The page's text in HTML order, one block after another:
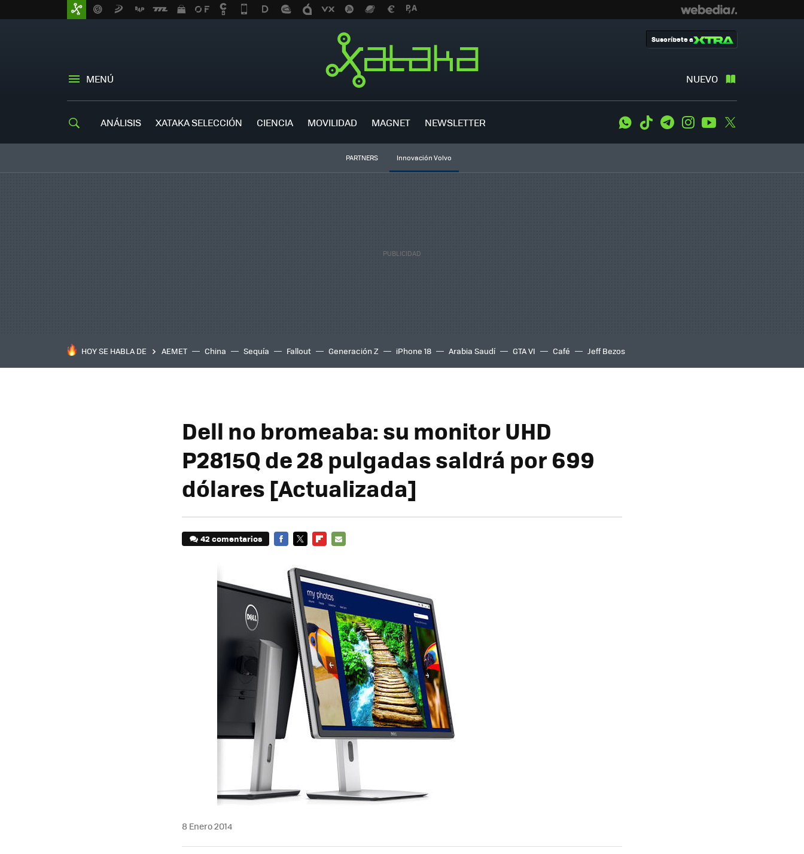
MENÚ NUEVO
Suscríbete a
ANÁLISIS XATAKA SELECCIÓN CIENCIA MOVILIDAD MAGNET NEWSLETTER WhatsApp
Tiktok TelegramInstagramYoutube
PARTNERS Innovación Volvo
HOY SE HABLA DE AEMET China Sequía Fallout Generación Z iPhone 18 Arabia Saudí GTA VI Café Jeff Bezos
Dell no bromeaba: su monitor UHD
P2815Q de 28 pulgadas saldrá por 699
dólares [Actualizada]
42 comentarios
8 Enero 2014